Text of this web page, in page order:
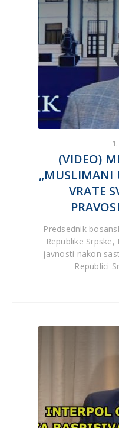
(VIDEO)
„MUSLIMANI
VRATE
Predsednik
Republike
javnosti nakon
Republici